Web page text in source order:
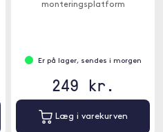
monteringsplatform
Er på lager, sendes i morgen
249 kr.
Læg i varekurven